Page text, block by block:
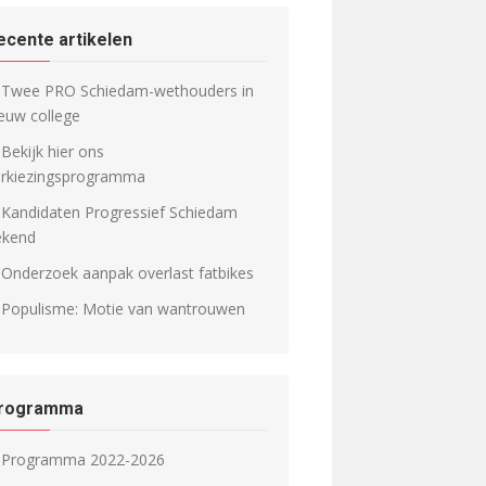
artikelen
Twee PRO Schiedam-wethouders in
college
Bekijk hier ons
Kandidaten Progressief Schiedam
Onderzoek aanpak overlast fatbikes
Populisme: Motie van wantrouwen
Programma 2022-2026